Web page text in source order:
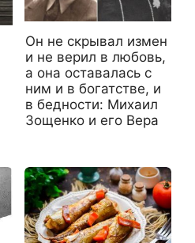
Он не скрывал измен
и не верил в любовь,
а она оставалась с
ним и в богатстве, и
в бедности: Михаил
Зощенко и его Вера